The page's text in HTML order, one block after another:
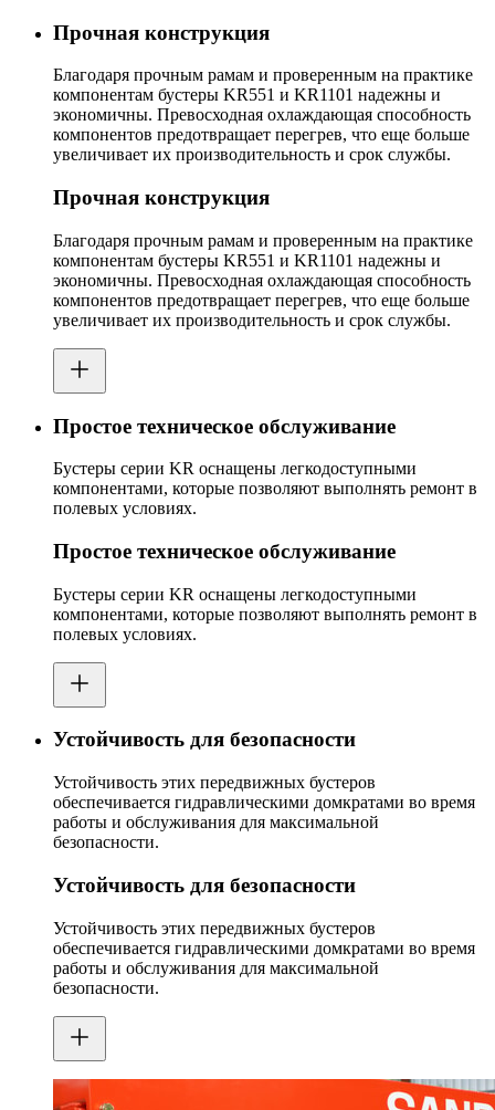
Прочная конструкция
Благодаря прочным рамам и проверенным на практике
компонентам бустеры KR551 и KR1101 надежны и
экономичны. Превосходная охлаждающая способность
компонентов предотвращает перегрев, что еще больше
увеличивает их производительность и срок службы.
Прочная конструкция
Благодаря прочным рамам и проверенным на практике
компонентам бустеры KR551 и KR1101 надежны и
экономичны. Превосходная охлаждающая способность
компонентов предотвращает перегрев, что еще больше
увеличивает их производительность и срок службы.
Простое техническое обслуживание
Бустеры серии KR оснащены легкодоступными
компонентами, которые позволяют выполнять ремонт в
полевых условиях.
Простое техническое обслуживание
Бустеры серии KR оснащены легкодоступными
компонентами, которые позволяют выполнять ремонт в
полевых условиях.
Устойчивость для безопасности
Устойчивость этих передвижных бустеров
обеспечивается гидравлическими домкратами во время
работы и обслуживания для максимальной
безопасности.
Устойчивость для безопасности
Устойчивость этих передвижных бустеров
обеспечивается гидравлическими домкратами во время
работы и обслуживания для максимальной
безопасности.